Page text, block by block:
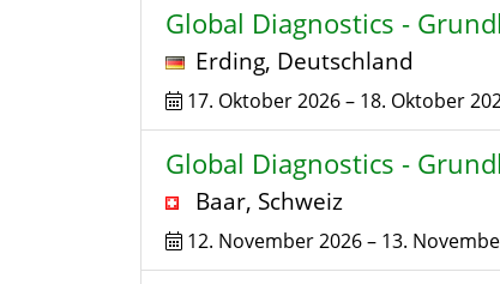
Global Diagnostics -
Erding, Deutschland
17. Oktober 2026– 18. Oktober
Global Diagnostics -
Baar, Schweiz
12. November 2026– 13.